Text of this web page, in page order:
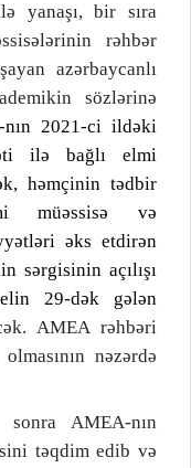
yanaşı, bir sıra
rəhbər
azərbaycanlı
sözlərinə
nın 2021-ci ildəki
ilə bağlı elmi
həmçinin tədbir
müəssisə və
əks etdirən
sərgisinin açılışı
29-dək gələn
AMEA rəhbəri
nəzərdə
AMEA-nın
təqdim edib və